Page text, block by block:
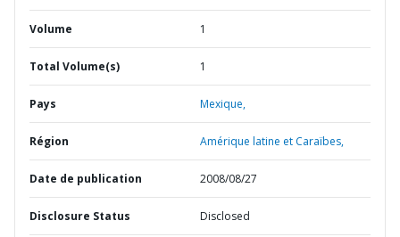
Volume 1
Total Volume(s) 1
Pays Mexique,
Région Amérique latine et Caraïbes,
Date de publication 2008/08/27
Disclosure Status Disclosed